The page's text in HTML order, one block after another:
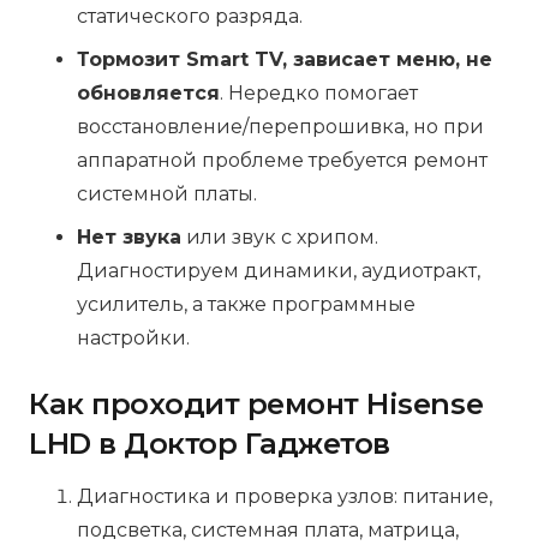
статического разряда.
Тормозит Smart TV, зависает меню, не
обновляется. Нередко помогает
восстановление/перепрошивка, но при
аппаратной проблеме требуется ремонт
системной платы.
Нет звука или звук с хрипом.
Диагностируем динамики, аудиотракт,
усилитель, а также программные
настройки.
Как проходит ремонт Hisense
LHD в Доктор Гаджетов
Диагностика и проверка узлов: питание,
подсветка, системная плата, матрица,